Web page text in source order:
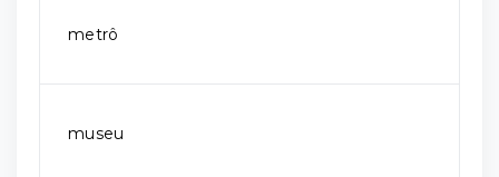
metrô
museu